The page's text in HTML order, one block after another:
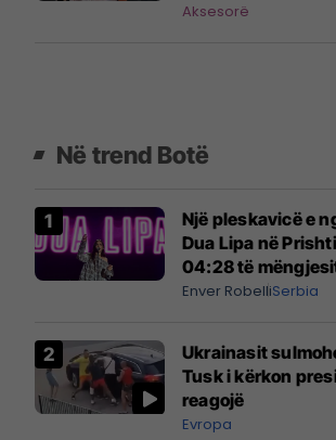
Aksesorë
Në trend Botë
Një pleskavicë e
Dua Lipa në
04:28 të
digjitale serbe
Enver RobelliSerbia
Ukrainasit
Tusk i kërkon
reagojë
Evropa